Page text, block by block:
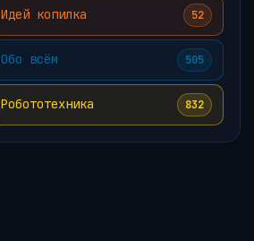
Идей копилка 52
Обо всём 505
Робототехника 832